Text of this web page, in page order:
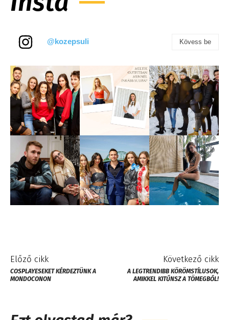
@kozepsuli Kövess be
Előző cikk
COSPLAYESEKET KÉRDEZTÜNK A
MONDOCONON
Következő cikk
A LEGTRENDIBB KÖRÖMSTÍLUSOK,
AMIKKEL KITŰNSZ A TÖMEGBŐL!